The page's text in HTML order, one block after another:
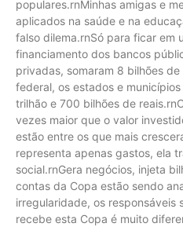
populares.rnMinhas amigas e
aplicados na saúde e na
falso dilema.rnSó para ficar em
financiamento dos bancos
privadas, somaram 8 bilhões
federal, os estados e
trilhão e 700 bilhões de
vezes maior que o valor
estão entre os que mais
representa apenas gastos, ela
social.rnGera negócios, injeta
contas da Copa estão sendo
irregularidade, os responsáveis
recebe esta Copa é muito